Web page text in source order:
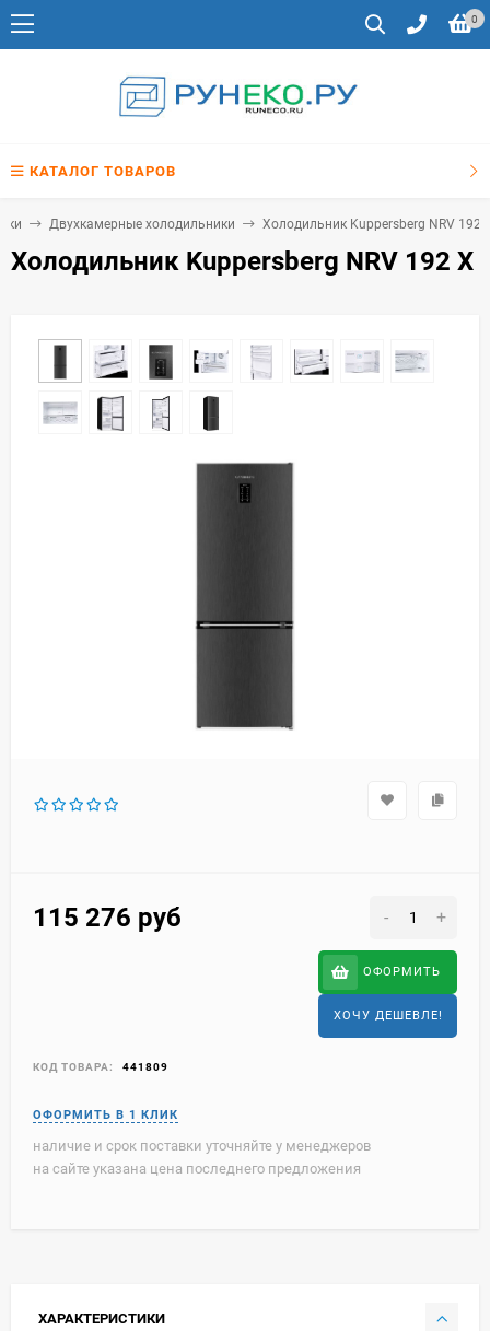
0
КАТАЛОГ ТОВАРОВ
Двухкамерные холодильники Холодильник Kuppersberg NRV 192
Холодильник Kuppersberg NRV 192 X
115 276 руб - +
ОФОРМИТЬ
ХОЧУ ДЕШЕВЛЕ!
КОД ТОВАРА: 441809
наличие и срок поставки уточняйте у менеджеров
на сайте указана цена последнего предложения
ХАРАКТЕРИСТИКИ